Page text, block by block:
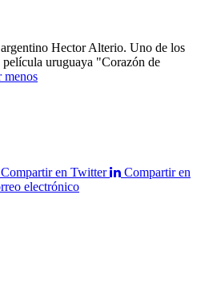
Hector Alterio. Uno de los
uruguaya "Corazón de
menos
Compartir en Twitter
Compartir en
electrónico